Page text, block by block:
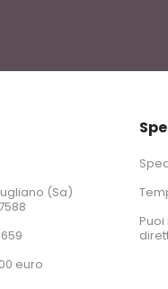
(Sa)
euro